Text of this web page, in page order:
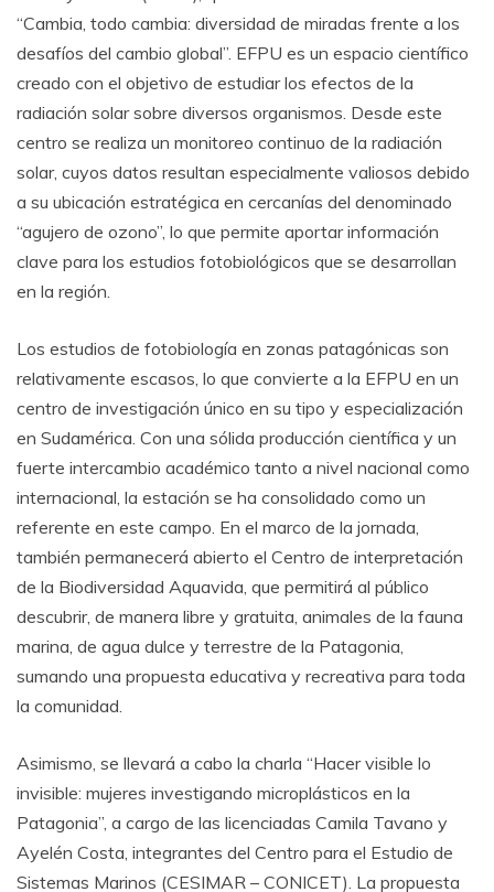
“Cambia, todo cambia: diversidad de miradas frente a los
desafíos del cambio global”. EFPU es un espacio científico
creado con el objetivo de estudiar los efectos de la
radiación solar sobre diversos organismos. Desde este
centro se realiza un monitoreo continuo de la radiación
solar, cuyos datos resultan especialmente valiosos debido
a su ubicación estratégica en cercanías del denominado
“agujero de ozono”, lo que permite aportar información
clave para los estudios fotobiológicos que se desarrollan
en la región.
Los estudios de fotobiología en zonas patagónicas son
relativamente escasos, lo que convierte a la EFPU en un
centro de investigación único en su tipo y especialización
en Sudamérica. Con una sólida producción científica y un
fuerte intercambio académico tanto a nivel nacional como
internacional, la estación se ha consolidado como un
referente en este campo. En el marco de la jornada,
también permanecerá abierto el Centro de interpretación
de la Biodiversidad Aquavida, que permitirá al público
descubrir, de manera libre y gratuita, animales de la fauna
marina, de agua dulce y terrestre de la Patagonia,
sumando una propuesta educativa y recreativa para toda
la comunidad.
Asimismo, se llevará a cabo la charla “Hacer visible lo
invisible: mujeres investigando microplásticos en la
Patagonia”, a cargo de las licenciadas Camila Tavano y
Ayelén Costa, integrantes del Centro para el Estudio de
Sistemas Marinos (CESIMAR – CONICET). La propuesta